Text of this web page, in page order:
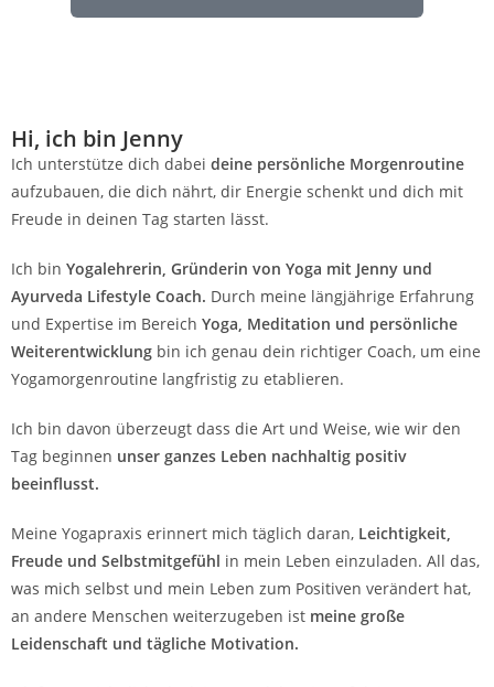
Hi, ich bin Jenny
Ich unterstütze dich dabei deine persönliche Morgenroutine
aufzubauen, die dich nährt, dir Energie schenkt und dich mit
Freude in deinen Tag starten lässt.
Ich bin Yogalehrerin, Gründerin von Yoga mit Jenny und
Ayurveda Lifestyle Coach. Durch meine längjährige Erfahrung
und Expertise im Bereich Yoga, Meditation und persönliche
Weiterentwicklung bin ich genau dein richtiger Coach, um eine
Yogamorgenroutine langfristig zu etablieren.
Ich bin davon überzeugt dass die Art und Weise, wie wir den
Tag beginnen unser ganzes Leben nachhaltig positiv
beeinflusst.
Meine Yogapraxis erinnert mich täglich daran, Leichtigkeit,
Freude und Selbstmitgefühl in mein Leben einzuladen. All das,
was mich selbst und mein Leben zum Positiven verändert hat,
an andere Menschen weiterzugeben ist meine große
Leidenschaft und tägliche Motivation.